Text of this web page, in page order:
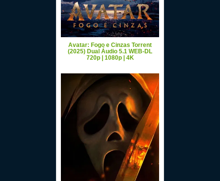
Avatar: Fogo e Cinzas Torrent
(2025) Dual Áudio 5.1 WEB-DL
720p | 1080p | 4K